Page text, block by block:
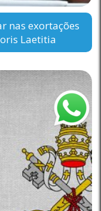
nas exortações
Laetitia